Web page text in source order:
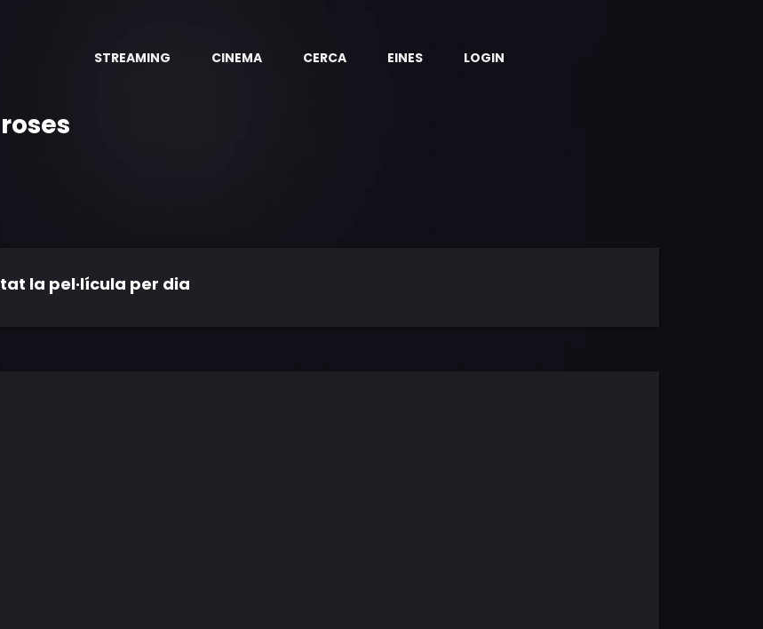
STREAMING CINEMA CERCA EINES LOGIN
la pel·lícula per dia